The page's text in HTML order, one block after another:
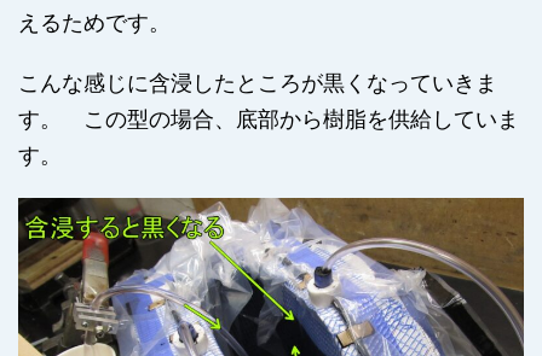
えるためです。
こんな感じに含浸したところが黒くなっていきま
す。 この型の場合、底部から樹脂を供給していま
す。